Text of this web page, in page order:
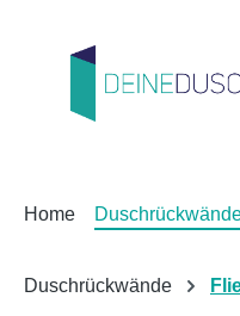
Home
Duschrückwände